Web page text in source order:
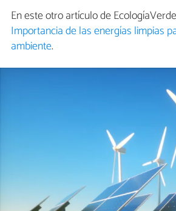
En este otro artículo de
Importancia de las energías limpias
ambiente.